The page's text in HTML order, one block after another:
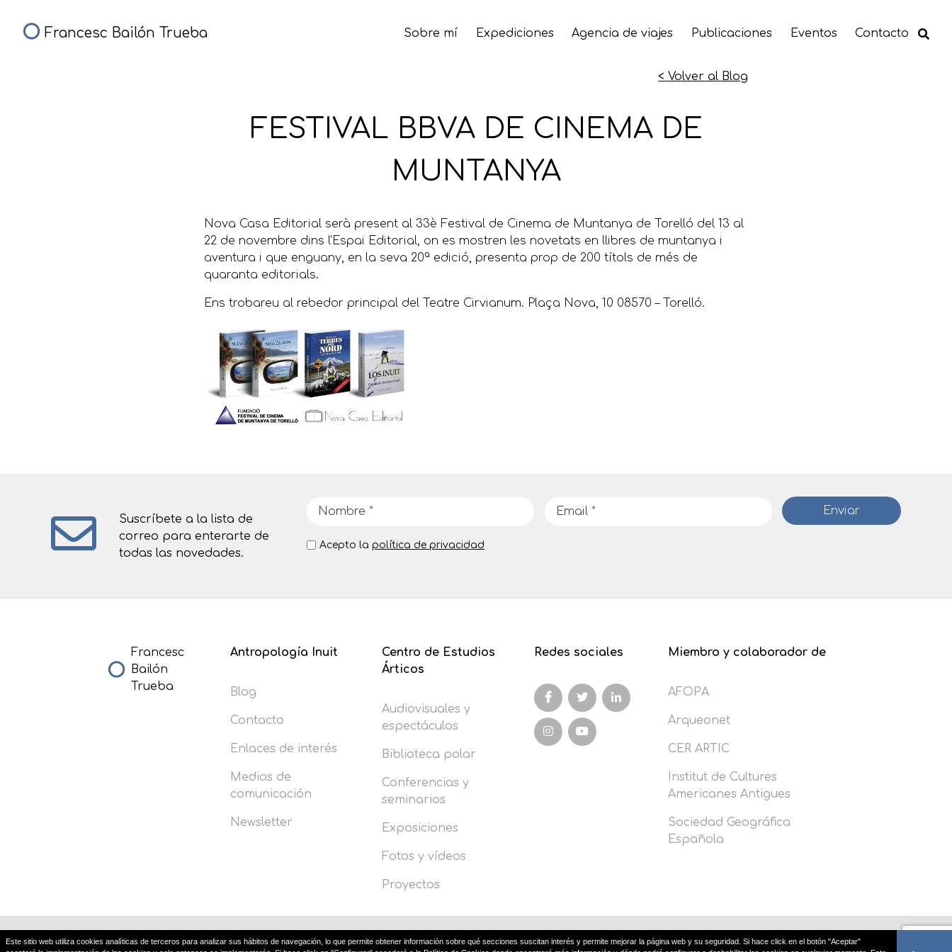
Este sitio web utiliza cookies analíticas de terceros para analizar sus hábitos de navegación, lo que permite obtener información sobre qué secciones suscitan interés y permite mejorar la página web y su seguridad. Si hace click en el botón "Aceptar"
Francesc Bailón Trueba Sobre mí Expediciones Agencia de viajes Publicaciones Eventos Contacto
< Volver al Blog
FESTIVAL BBVA DE CINEMA DE
MUNTANYA
Nova Casa Editorial serà present al 33è Festival de Cinema de Muntanya de Torelló del 13 al
22 de novembre dins l’Espai Editorial, on es mostren les novetats en llibres de muntanya i
aventura i que enguany, en la seva 20ª edició, presenta prop de 200 títols de més de
quaranta editorials.
Ens trobareu al rebedor principal del Teatre Cirvianum. Plaça Nova, 10 08570 – Torelló.
Suscríbete a la lista de
correo para enterarte de
todas las novedades.
Acepto la política de privacidad
Francesc
Bailón
Trueba
Antropología Inuit
Blog
Contacto
Enlaces de interés
Medios de
comunicación
Newsletter
Centro de Estudios
Árticos
Audiovisuales y
espectáculos
Biblioteca polar
Conferencias y
seminarios
Exposiciones
Fotos y vídeos
Proyectos
Redes sociales Miembro y colaborador de
AFOPA
Arqueonet
CER ARTIC
Institut de Cultures
Americanes Antigues
Sociedad Geográfica
Española
Aviso legal Política de privacidad Política de cookies